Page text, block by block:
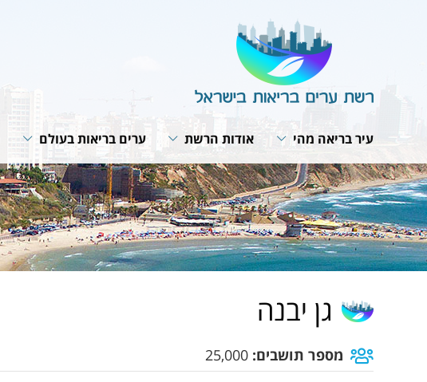
עיר בריאה מהי
תבנית פעולה
תפקיד המתאם
ועדת היגוי לעיר בריאה
פרופיל עירוני
תהליך תכנון עירוני
אודות הרשת
מבנה הרשת
חזון ומטרות
תפקיד הרשת
תקנון הרשת
הערכת הפעילות בערים
ערים בריאות בעולם
תנאי חברות ברשת
האירופית של רשתות
תוכנית אסטרטגית של
רשת הרשתות
פעילות עולמית
מפגשי עבודה של הרשת
גן יבנה
מספר תושבים: 25,000